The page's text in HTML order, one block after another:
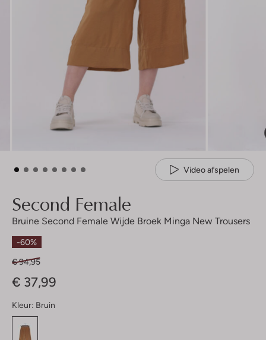
Video afspelen
Second Female
Bruine Second Female Wijde Broek Minga New Trousers
-60%
€ 94,95
€ 37,99
Kleur: Bruin